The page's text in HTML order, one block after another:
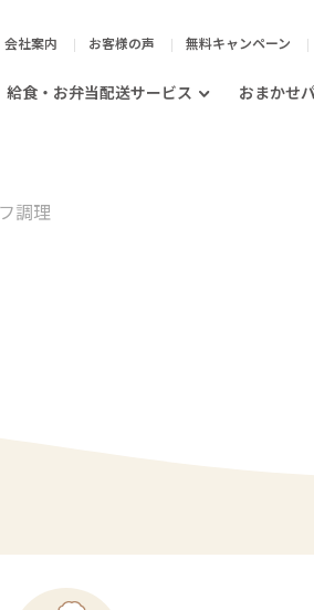
会社案内 お客様の声 無料キャンペーン
給食・お弁当配送サービス おまかせ
調理